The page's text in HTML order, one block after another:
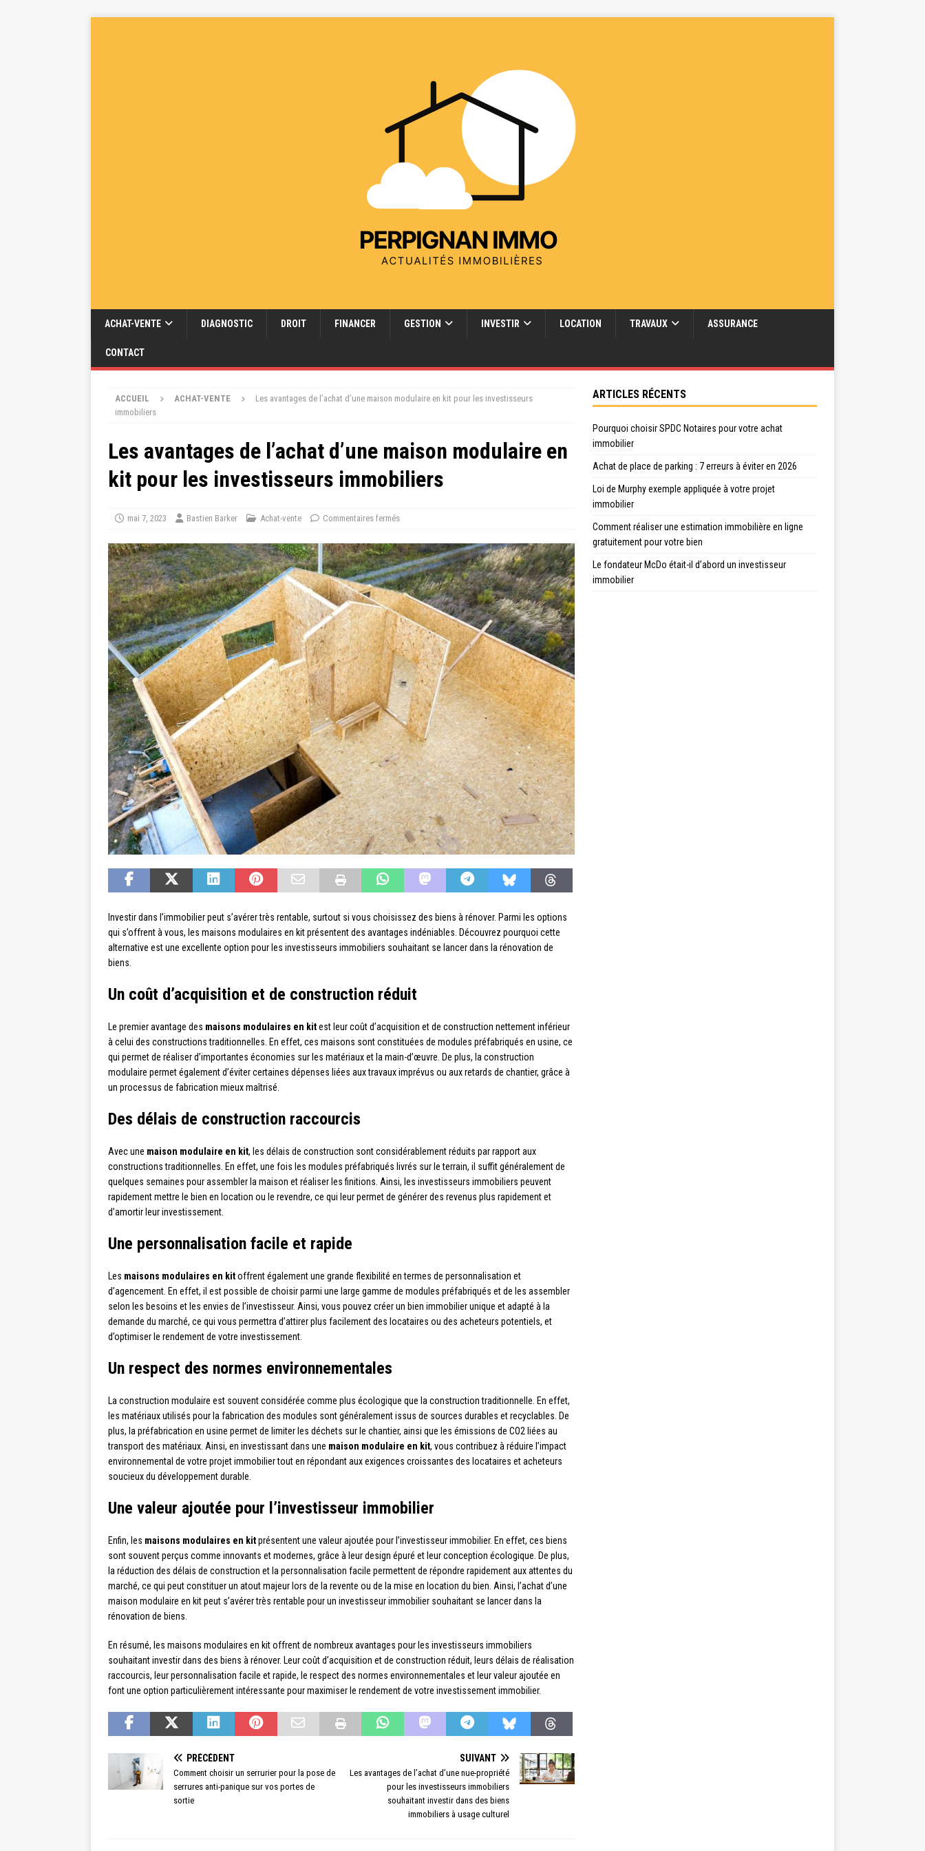
ACHAT-VENTE DIAGNOSTIC DROIT FINANCER GESTION INVESTIR LOCATION TRAVAUX ASSURANCE
CONTACT
ACCUEIL ACHAT-VENTE
Les avantages de l’achat d’une maison modulaire en kit pour les investisseurs
immobiliers
Les avantages de l’achat d’une maison modulaire en
kit pour les investisseurs immobiliers
mai 7, 2023 Bastien Barker Achat-vente Commentaires fermés
Investir dans l’immobilier peut s’avérer très rentable, surtout si vous choisissez des biens à rénover. Parmi les options
qui s’offrent à vous, les maisons modulaires en kit présentent des avantages indéniables. Découvrez pourquoi cette
alternative est une excellente option pour les investisseurs immobiliers souhaitant se lancer dans la rénovation de
biens.
Un coût d’acquisition et de construction réduit
Le premier avantage des maisons modulaires en kitest leur coût d’acquisition et de construction nettement inférieur
à celui des constructions traditionnelles. En effet, ces maisons sont constituées de modules préfabriqués en usine, ce
qui permet de réaliser d’importantes économies sur les matériaux et la main-d’œuvre. De plus, la construction
modulaire permet également d’éviter certaines dépenses liées aux travaux imprévus ou aux retards de chantier, grâce à
un processus de fabrication mieux maîtrisé.
Des délais de construction raccourcis
Avec une maison modulaire en kit, les délais de construction sont considérablement réduits par rapport aux
constructions traditionnelles. En effet, une fois les modules préfabriqués livrés sur le terrain, il suffit généralement de
quelques semaines pour assembler la maison et réaliser les finitions. Ainsi, les investisseurs immobiliers peuvent
rapidement mettre le bien en location ou le revendre, ce qui leur permet de générer des revenus plus rapidement et
d’amortir leur investissement.
Une personnalisation facile et rapide
Les maisons modulaires en kitoffrent également une grande flexibilité en termes de personnalisation et
d’agencement. En effet, il est possible de choisir parmi une large gamme de modules préfabriqués et de les assembler
selon les besoins et les envies de l’investisseur. Ainsi, vous pouvez créer un bien immobilier unique et adapté à la
demande du marché, ce qui vous permettra d’attirer plus facilement des locataires ou des acheteurs potentiels, et
d’optimiser le rendement de votre investissement.
Un respect des normes environnementales
La construction modulaire est souvent considérée comme plus écologique que la construction traditionnelle. En effet,
les matériaux utilisés pour la fabrication des modules sont généralement issus de sources durables et recyclables. De
plus, la préfabrication en usine permet de limiter les déchets sur le chantier, ainsi que les émissions de CO2 liées au
transport des matériaux. Ainsi, en investissant dans une maison modulaire en kit, vous contribuez à réduire l’impact
environnemental de votre projet immobilier tout en répondant aux exigences croissantes des locataires et acheteurs
soucieux du développement durable.
Une valeur ajoutée pour l’investisseur immobilier
Enfin, les maisons modulaires en kitprésentent une valeur ajoutée pour l’investisseur immobilier. En effet, ces biens
sont souvent perçus comme innovants et modernes, grâce à leur design épuré et leur conception écologique. De plus,
la réduction des délais de construction et la personnalisation facile permettent de répondre rapidement aux attentes du
marché, ce qui peut constituer un atout majeur lors de la revente ou de la mise en location du bien. Ainsi, l’achat d’une
maison modulaire en kit peut s’avérer très rentable pour un investisseur immobilier souhaitant se lancer dans la
rénovation de biens.
En résumé, les maisons modulaires en kit offrent de nombreux avantages pour les investisseurs immobiliers
souhaitant investir dans des biens à rénover. Leur coût d’acquisition et de construction réduit, leurs délais de réalisation
raccourcis, leur personnalisation facile et rapide, le respect des normes environnementales et leur valeur ajoutée en
font une option particulièrement intéressante pour maximiser le rendement de votre investissement immobilier.
PRÉCÉDENT
Comment choisir un serrurier pour la pose de
serrures anti-panique sur vos portes de
sortie
SUIVANT
Les avantages de l’achat d’une nue-propriété
pour les investisseurs immobiliers
souhaitant investir dans des biens
immobiliers à usage culturel
ARTICLES RÉCENTS
Pourquoi choisir SPDC Notaires pour votre achat
immobilier
Achat de place de parking : 7 erreurs à éviter en 2026
Loi de Murphy exemple appliquée à votre projet
immobilier
Comment réaliser une estimation immobilière en ligne
gratuitement pour votre bien
Le fondateur McDo était-il d’abord un investisseur
immobilier